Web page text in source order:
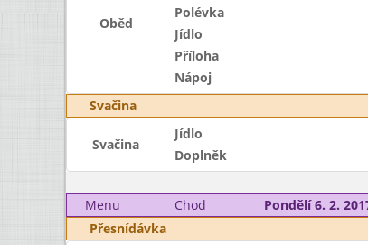
Oběd
Polévka
Jídlo
Příloha
Nápoj
Svačina
Svačina
Jídlo
Doplněk
Menu
Chod Pondělí 6. 2.
Přesnídávka